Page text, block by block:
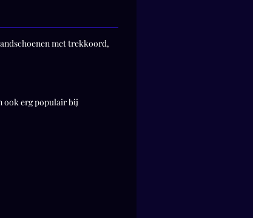
met trekkoord,
ook erg populair bij